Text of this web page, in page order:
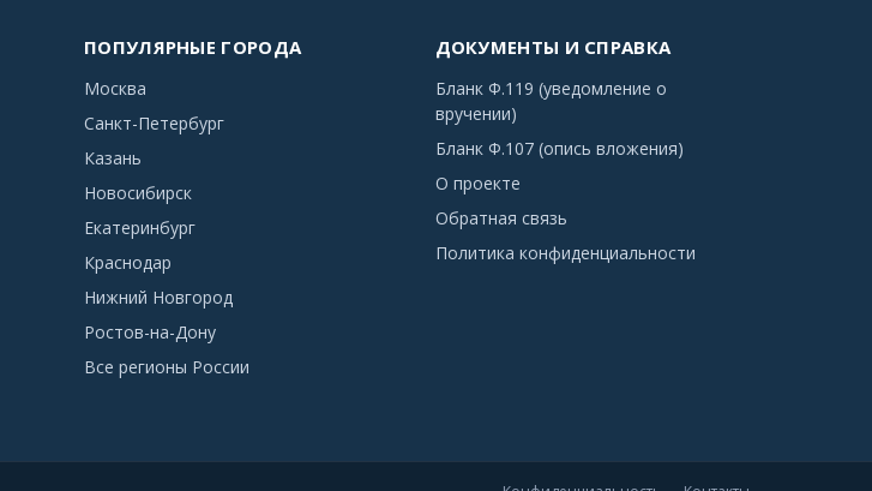
ПОПУЛЯРНЫЕ ГОРОДА
Москва
Санкт-Петербург
Казань
Новосибирск
Екатеринбург
Краснодар
Нижний Новгород
Ростов-на-Дону
Все регионы России
ДОКУМЕНТЫ И СПРАВКА
Бланк Ф.119 (уведомление о
вручении)
Бланк Ф.107 (опись вложения)
О проекте
Обратная связь
Политика конфиденциальности